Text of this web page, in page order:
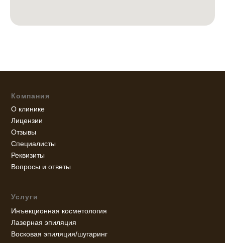
Компания
О клинике
Лицензии
Отзывы
Специалисты
Реквизиты
Вопросы и ответы
Услуги
Инъекционная косметология
Лазерная эпиляция
Восковая эпиляция/шугаринг